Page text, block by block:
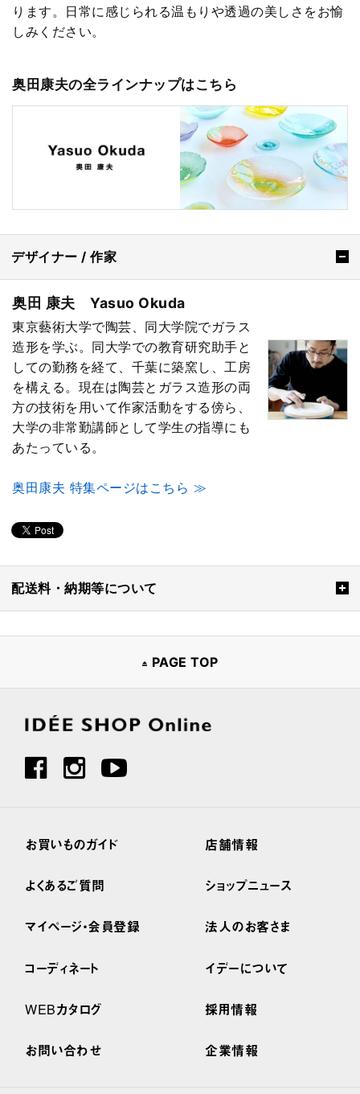
ります。日常に感じられる温もりや透過の美しさをお愉
しみください。
奥田康夫の全ラインナップはこちら
デザイナー / 作家
奥田 康夫 Yasuo Okuda
東京藝術大学で陶芸、同大学院でガラス
造形を学ぶ。同大学での教育研究助手と
しての勤務を経て、千葉に築窯し、工房
を構える。現在は陶芸とガラス造形の両
方の技術を用いて作家活動をする傍ら、
大学の非常勤講師として学生の指導にも
あたっている。
奥田康夫 特集ページはこちら ≫
配送料・納期等について
PAGE TOP
お買いものガイド
よくあるご質問
マイページ・会員登録
コーディネート
WEBカタログ
お問い合わせ
店舗情報
ショップニュース
法人のお客さま
イデーについて
採用情報
企業情報